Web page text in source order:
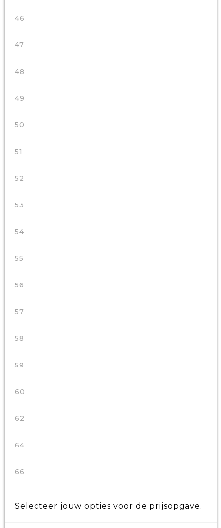
46
47
48
49
50
51
52
53
54
55
56
57
58
59
60
62
64
66
Selecteer jouw opties voor de prijsopgave.